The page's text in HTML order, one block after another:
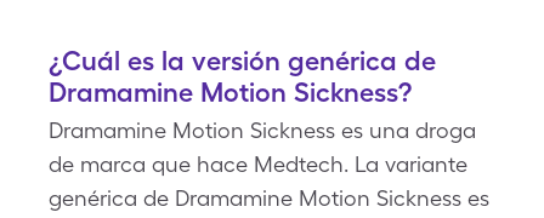
¿Cuál es la versión genérica de
Dramamine Motion Sickness?
Dramamine Motion Sickness es una droga
de marca que hace Medtech. La variante
genérica de Dramamine Motion Sickness es